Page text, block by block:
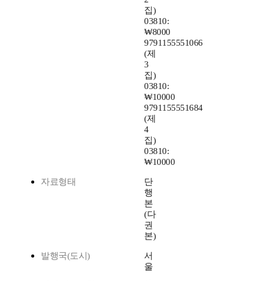
집)
03810:
₩8000
9791155551066
(제
3
집)
03810:
₩10000
9791155551684
(제
4
집)
03810:
₩10000
자료형태
단
행
본
(다
권
본)
발행국(도시)
서
울